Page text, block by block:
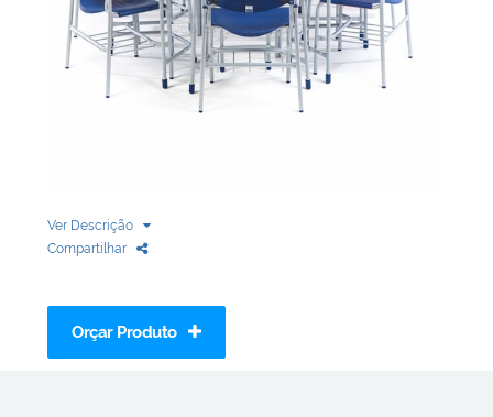
Ver Descrição
Compartilhar
Orçar Produto
Quadro Branco
Linha Wood Prime